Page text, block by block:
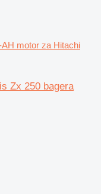
motor za Hitachi
Zx 250 bagera